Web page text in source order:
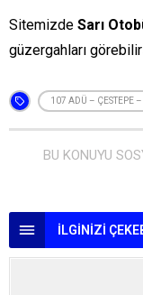
Sitemizde Sarı
güzergahları
107 ADÜ – ÇESTEPE –
BU KONUYU
İLGİNİZİ